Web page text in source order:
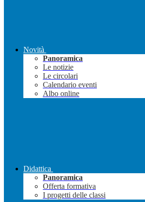
Novità
Panoramica
Le notizie
Le circolari
Calendario eventi
Albo online
Didattica
Panoramica
Offerta formativa
I progetti delle classi